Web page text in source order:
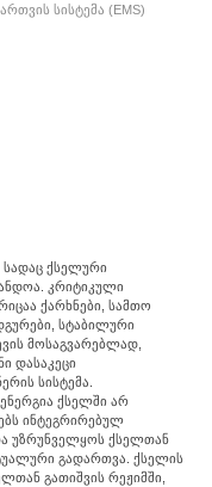
სისტემა (EMS)
სადაც ქსელური
კრიტიკული
ქარხნები, სამთო
სტაბილური
მოსაგვარებლად,
დასაკეცი
სისტემა.
ქსელში არ
ინტეგრირებულ
უზრუნველყოს ქსელთან
გადართვა. ქსელის
გათიშვის რეჟიმში,